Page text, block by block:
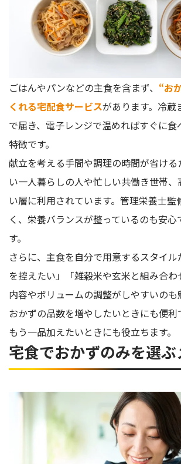
ごはんやパンなどの主食を含まず、 “お
くれる宅配食サービスがあります。冷蔵
で届き、電子レンジで温めればすぐに食
特徴です。
献立を考える手間や調理の時間が省ける
い一人暮らしの人や忙しい共働き世帯
い層に利用されています。管理栄養士監
く、栄養バランスが整っているのも安
す。
さらに、主食を自分で用意するスタイ
を控えたい」「雑穀米や玄米と組み合
内容やボリュームの調整がしやすいのも
おかずの品数を増やしたいときにも便利
もう一品加えたいときにも役立ちます。
宅食でおかずのみを選ぶ